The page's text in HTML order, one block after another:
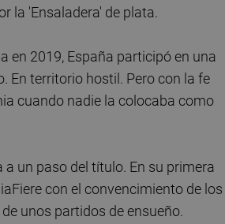
la 'Ensaladera' de plata.
en 2019, España participó en una
En territorio hostil. Pero con la fe
cuando nadie la colocaba como
un paso del título. En su primera
con el convencimiento de los
unos partidos de ensueño.